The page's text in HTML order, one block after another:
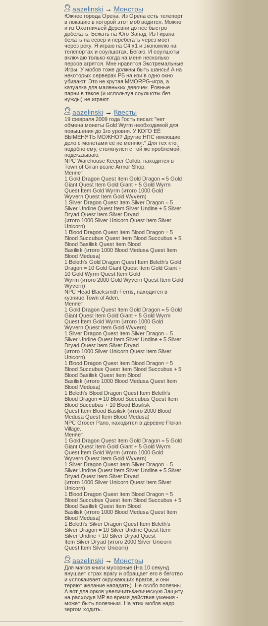
aazelinski → Монстры
Южнее города Орена. Из Орена есть телепорт
в локацию в которой этот моб водится. Можно
и из Охотничьей Деревни до неё быстро
добежать. Бежать на Юго-Запад. Из Гирана
бежать на север и перебегать через мост
через реку. Я играю на С4 х1 и экономлю на
телепортах и соулшотах. Бегаю. И соулшоты
включаю только когда на меня несколько
персов агрятся. Мне нравятся Экстремальные
Игры. У мобов тоже должны быть шансы! А на
некоторых серверах РБ на изи в одно окно
убивают. Это не крутая MMORPG-игра, а
казуалка для маленьких девочек. Ровные
парни в такое (и используя соулшоты без
нужды) не играют.
aazelinski → Квесты
19 февраля 2009 года Гость писал: "нет
обмена монеты Gold Wyrm необходимой для
повышения до 1го уровня. У КОГО ЕЁ
ВЫМЕНЯТЬ МОЖНО? Другие НПС имеющие
дело с монетами её не меняют." Для тех кто,
подобно ему, столкнулся с той же проблемой,
подсказываю:
NPC Warehouse Keeper Collob, находится в
Town of Giran возле Armor Shop.
Меняет:
1 Gold Dragon Quest Item Gold Dragon = 5 Gold
Giant Quest Item Gold Giant + 5 Gold Wyrm
Quest Item Gold Wyrm (итого 1000 Gold
Wyvern Quest Item Gold Wyvern)
1 Silver Dragon Quest Item Silver Dragon = 5
Silver Undine Quest Item Silver Undine + 5 Silver
Dryad Quest Item Silver Dryad
(итого 1000 Silver Unicorn Quest Item Silver
Unicorn)
1 Blood Dragon Quest Item Blood Dragon = 5
Blood Succubus Quest Item Blood Succubus + 5
Blood Basilisk Quest Item Blood
Basilisk (итого 1000 Blood Medusa Quest Item
Blood Medusa)
1 Beleth's Gold Dragon Quest Item Beleth’s Gold
Dragon = 10 Gold Giant Quest Item Gold Giant +
10 Gold Wyrm Quest Item Gold
Wyrm (итого 2000 Gold Wyvern Quest Item Gold
Wyvern)
NPC Head Blacksmith Ferris, находится в
кузнице Town of Aden.
Меняет:
1 Gold Dragon Quest Item Gold Dragon = 5 Gold
Giant Quest Item Gold Giant + 5 Gold Wyrm
Quest Item Gold Wyrm (итого 1000 Gold
Wyvern Quest Item Gold Wyvern)
1 Silver Dragon Quest Item Silver Dragon = 5
Silver Undine Quest Item Silver Undine + 5 Silver
Dryad Quest Item Silver Dryad
(итого 1000 Silver Unicorn Quest Item Silver
Unicorn)
1 Blood Dragon Quest Item Blood Dragon = 5
Blood Succubus Quest Item Blood Succubus + 5
Blood Basilisk Quest Item Blood
Basilisk (итого 1000 Blood Medusa Quest Item
Blood Medusa)
1 Beleth's Blood Dragon Quest Item Beleth’s
Blood Dragon = 10 Blood Succubus Quest Item
Blood Succubus + 10 Blood Basilisk
Quest Item Blood Basilisk (итого 2000 Blood
Medusa Quest Item Blood Medusa)
NPC Grocer Pano, находится в деревне Floran
Village.
Меняет:
1 Gold Dragon Quest Item Gold Dragon = 5 Gold
Giant Quest Item Gold Giant + 5 Gold Wyrm
Quest Item Gold Wyrm (итого 1000 Gold
Wyvern Quest Item Gold Wyvern)
1 Silver Dragon Quest Item Silver Dragon = 5
Silver Undine Quest Item Silver Undine + 5 Silver
Dryad Quest Item Silver Dryad
(итого 1000 Silver Unicorn Quest Item Silver
Unicorn)
1 Blood Dragon Quest Item Blood Dragon = 5
Blood Succubus Quest Item Blood Succubus + 5
Blood Basilisk Quest Item Blood
Basilisk (итого 1000 Blood Medusa Quest Item
Blood Medusa)
1 Beleth's Silver Dragon Quest Item Beleth’s
Silver Dragon = 10 Silver Undine Quest Item
Silver Undine + 10 Silver Dryad Quest
Item Silver Dryad (итого 2000 Silver Unicorn
Quest Item Silver Unicorn)
aazelinski → Монстры
Для магов книги мусорные (На 10 секунд
внушает страх врагу и обращает его в бегство
и успокаивает окружающих врагов, и они
теряют желание нападать). Не особо полезны.
А вот для орков увеличитьФизическую Защиту
на расходуя MP во время действия умения -
может быть полезным. На этих мобов надо
зергом ходить.